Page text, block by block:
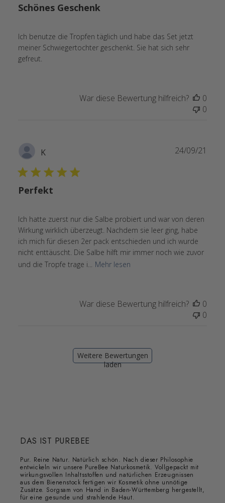
Schönes Geschenk
Ich benutze die Tropfen täglich und habe das Set jetzt
meiner Schwiegertochter geschenkt. Sie hat sich sehr
gefreut.
War diese Bewertung hilfreich?
0
0
K
Perfekt
Ich hatte zuerst nur die Salbe probiert und war von deren
Wirkung wirklich überzeugt. Nachdem sie leer ging, habe
ich mich für diesen 2er pack entschieden und ich wurde
nicht enttäuscht. Die Salbe hilft mir immer noch wie zuvor
und die Tropfe trage i...
Mehr lesen
24/09/21
War diese Bewertung hilfreich?
0
0
Weitere Bewertungen
laden
DAS IST PUREBEE
Pur. Reine Natur. Natürlich schön. Nach dieser Philosophie
entwickeln wir unsere PureBee Naturkosmetik. Vollgepackt mit
wirkungsvollen Inhaltsstoffen und natürlichen Erzeugnissen
aus dem Bienenstock fertigen wir Kosmetik ohne unnötige
Zusätze. Sorgsam von Hand in Baden-Württemberg hergestellt,
für eine gesunde und strahlende Haut.